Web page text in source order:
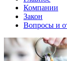
Компании
Закон
Вопросы и